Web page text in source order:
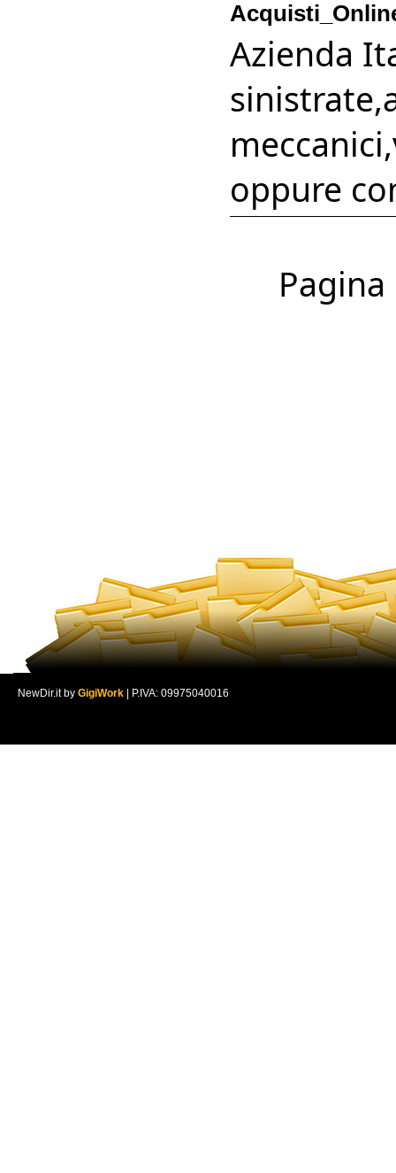
Azienda
oppure
NewDir.it by GigiWork | P.IVA: 09975040016